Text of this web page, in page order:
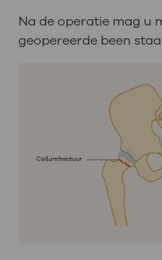
Na de operatie mag u
geopereerde been